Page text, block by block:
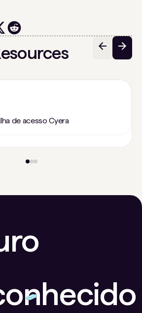
de acesso Cyera